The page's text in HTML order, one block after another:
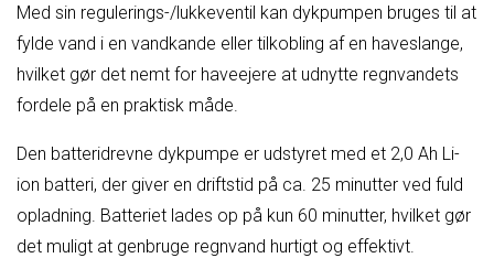
Med sin regulerings-/lukkeventil kan dykpumpen bruges til at
fylde vand i en vandkande eller tilkobling af en haveslange,
hvilket gør det nemt for haveejere at udnytte regnvandets
fordele på en praktisk måde.
Den batteridrevne dykpumpe er udstyret med et 2,0 Ah Li-
ion batteri, der giver en driftstid på ca. 25 minutter ved fuld
opladning. Batteriet lades op på kun 60 minutter, hvilket gør
det muligt at genbruge regnvand hurtigt og effektivt.